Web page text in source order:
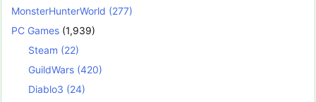
MonsterHunterWorld (277)
PC Games (1,939)
Steam (22)
GuildWars (420)
Diablo3 (24)